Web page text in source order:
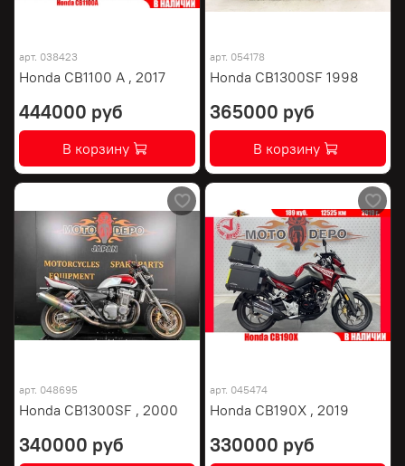
арт. 038423
Honda CB1100 A , 2017
444000 руб
В корзину
арт. 054178
Honda CB1300SF 1998
365000 руб
В корзину
арт. 048695
Honda CB1300SF , 2000
340000 руб
арт. 045474
Honda CB190X , 2019
330000 руб